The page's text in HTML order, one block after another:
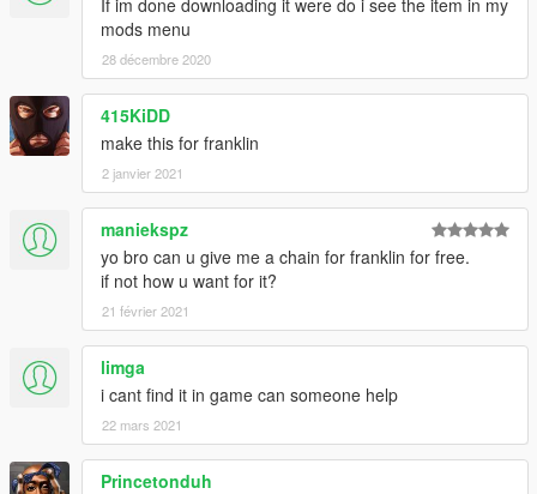
mods menu
28 décembre 2020
415KiDD
make this for franklin
2 janvier 2021
maniekspz
yo bro can u give me a chain for franklin for free.
if not how u want for it?
21 février 2021
limga
i cant find it in game can someone help
22 mars 2021
Princetonduh